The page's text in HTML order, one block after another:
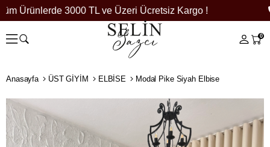
Ürünlerde 3000 TL ve Üzeri Ücretsiz Kargo !
0
Anasayfa ÜST GİYİM ELBİSE Modal Pike Siyah Elbise